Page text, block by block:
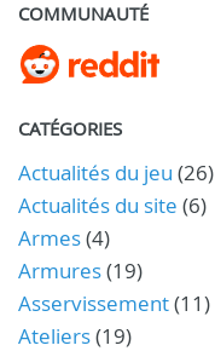
COMMUNAUTÉ
CATÉGORIES
Actualités du jeu (26)
Actualités du site (6)
Armes(4)
Armures(19)
Asservissement(11)
Ateliers(19)